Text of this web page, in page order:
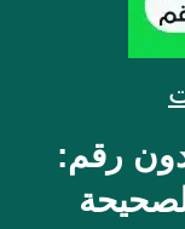
رقم: